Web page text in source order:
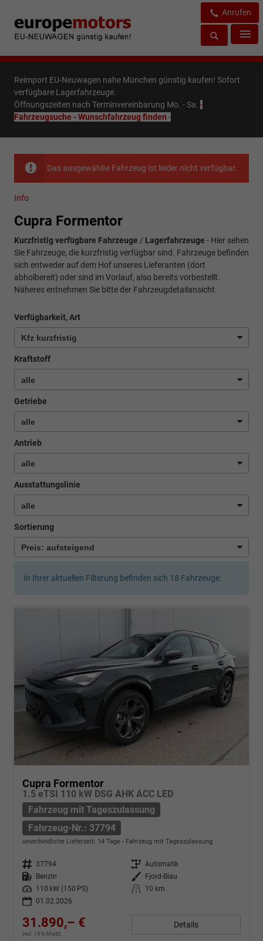
Anrufen
Reimport EU-Neuwagen nahe München günstig kaufen! Sofort
verfügbare Lagerfahrzeuge.
Öffnungszeiten nach Terminvereinbarung Mo. - Sa. -
Fahrzeugsuche - Wunschfahrzeug finden -
Das ausgewählte Fahrzeug ist leider nicht verfügbar.
Info
Cupra Formentor
Kurzfristig verfügbare Fahrzeuge / Lagerfahrzeuge - Hier sehen
Sie Fahrzeuge, die kurzfristig verfügbar sind. Fahrzeuge befinden
sich entweder auf dem Hof unseres Lieferanten (dort
abholbereit) oder sind im Vorlauf, also bereits vorbestellt.
Näheres entnehmen Sie bitte der Fahrzeugdetailansicht.
Verfügbarkeit, Art
Kraftstoff
Getriebe
Antrieb
Ausstattungslinie
Sortierung
In Ihrer aktuellen Filterung befinden sich 18 Fahrzeuge:
Cupra Formentor
1.5 eTSI 110 kW DSG AHK ACC LED
Fahrzeug mit Tageszulassung
Fahrzeug-Nr.: 37794
unverbindliche Lieferzeit: 14 Tage Fahrzeug mit Tageszulassung
Fahrzeug-Nr. 37794 Getriebe Automatik
Kraftstoff
Benzin Außenfarbe
Fjord-Blau
Leistung
110 kW (150 PS) Kilometerstand
10 km
01.02.2026
31.890,– €
incl. 19% MwSt.
Details